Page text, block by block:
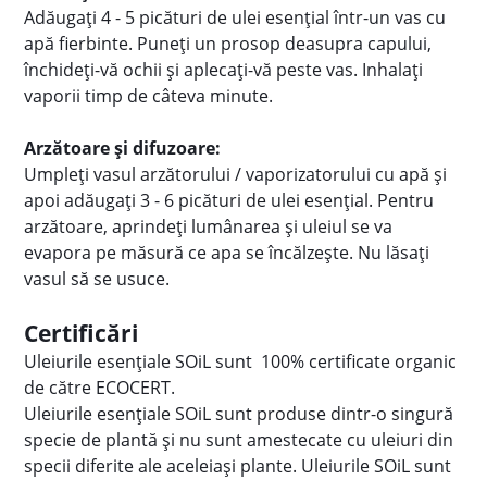
Adăugați 4 - 5 picături de ulei esențial într-un vas cu
apă fierbinte. Puneți un prosop deasupra capului,
închideți-vă ochii și aplecați-vă peste vas. Inhalați
vaporii timp de câteva minute.
Arzătoare și difuzoare:
Umpleți vasul arzătorului / vaporizatorului cu apă și
apoi adăugați 3 - 6 picături de ulei esențial. Pentru
arzătoare, aprindeți lumânarea și uleiul se va
evapora pe măsură ce apa se încălzește. Nu lăsați
vasul să se usuce.
Certificări
Uleiurile esențiale SOiL sunt 100% certificate organic
de către ECOCERT.
Uleiurile esențiale SOiL sunt produse dintr-o singură
specie de plantă și nu sunt amestecate cu uleiuri din
specii diferite ale aceleiași plante. Uleiurile SOiL sunt